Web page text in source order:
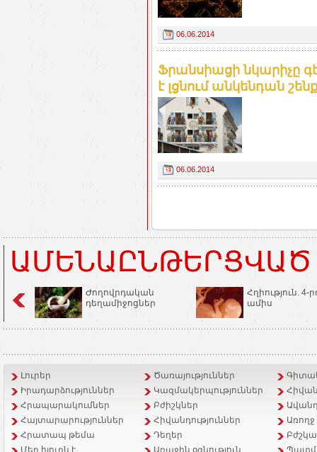
06.06.2014
Ֆրանսիացի նկարիչը
է լցնում անկենդան
06.06.2014
Ժողովրդական
դեղամիջոցներ
Հղիություն. 4-
ամիս
Լուրեր Ծառայություններ
Իրադարձություններ
Կազմակերպություններ
Հրապարակումներ
Բժիշկներ
Հայտարարություններ
Հիվանդություններ
Հրատապ թեմա
Դեղեր
Մեր հյուրն է
Առաջին օգնություն